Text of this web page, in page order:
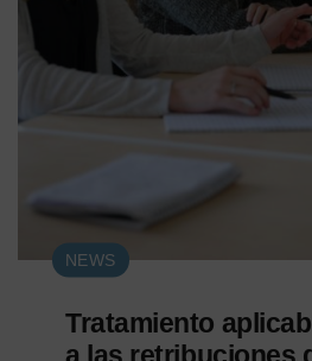
NEWS
Tratamiento
a las retribuciones